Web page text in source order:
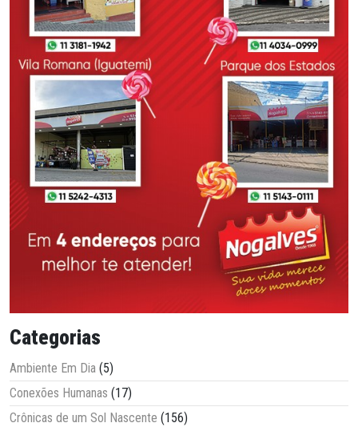
Categorias
Ambiente Em Dia (5)
Conexões Humanas (17)
Crônicas de um Sol Nascente (156)